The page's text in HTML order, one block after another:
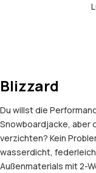
Blizzard
Du willst die
Snowboardjacke, aber
verzichten? Kein
wasserdicht,
Außenmaterials mit 2-